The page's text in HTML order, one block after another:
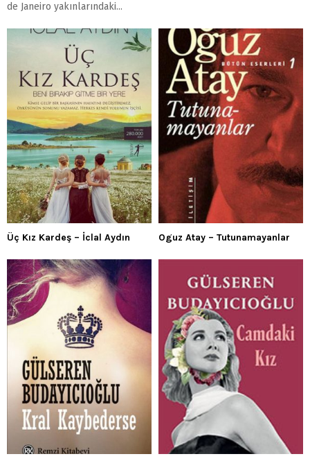
de Janeiro yakınlarındaki...
Üç Kız Kardeş – İclal Aydın Oguz Atay – Tutunamayanlar